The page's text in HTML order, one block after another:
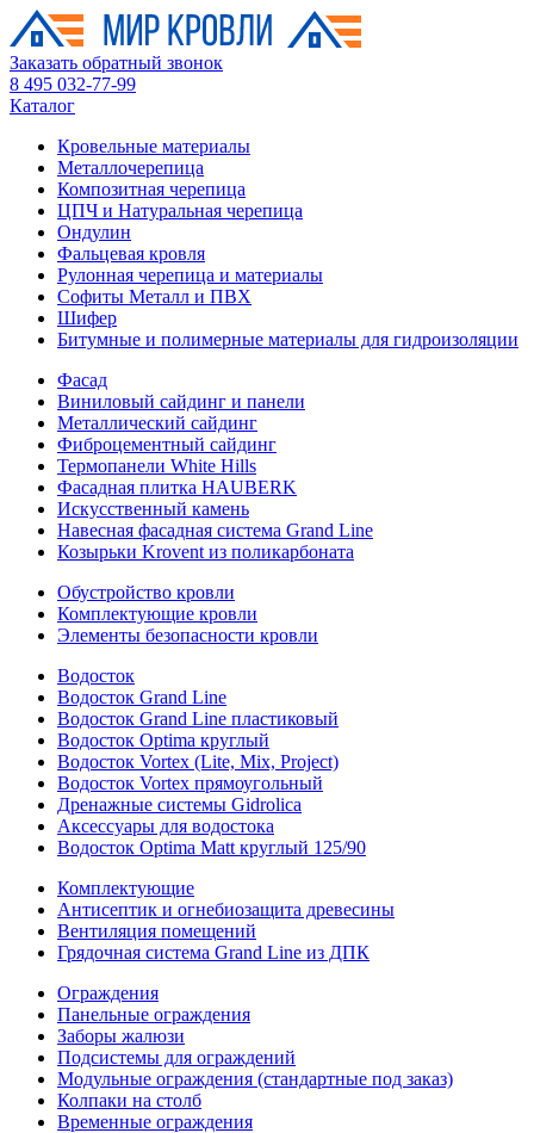
Заказать обратный звонок
8 495 032-77-99
Каталог
Кровельные материалы
Металлочерепица
Композитная черепица
ЦПЧ и Натуральная черепица
Ондулин
Фальцевая кровля
Рулонная черепица и материалы
Софиты Металл и ПВХ
Шифер
Битумные и полимерные материалы для гидроизоляции
Фасад
Виниловый сайдинг и панели
Металлический сайдинг
Фиброцементный сайдинг
Термопанели White Hills
Фасадная плитка HAUBERK
Искусственный камень
Навесная фасадная система Grand Line
Козырьки Krovent из поликарбоната
Обустройство кровли
Комплектующие кровли
Элементы безопасности кровли
Водосток
Водосток Grand Line
Водосток Grand Line пластиковый
Водосток Optima круглый
Водосток Vortex (Lite, Mix, Project)
Водосток Vortex прямоугольный
Дренажные системы Gidrolica
Аксессуары для водостока
Водосток Optima Matt круглый 125/90
Комплектующие
Антисептик и огнебиозащита древесины
Вентиляция помещений
Грядочная система Grand Line из ДПК
Ограждения
Панельные ограждения
Заборы жалюзи
Подсистемы для ограждений
Модульные ограждения (стандартные под заказ)
Колпаки на столб
Временные ограждения